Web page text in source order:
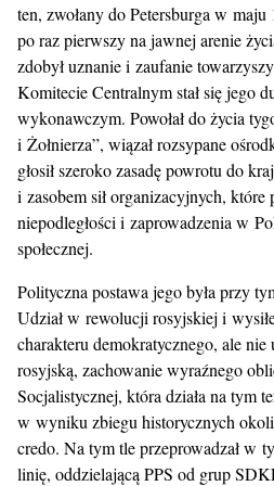
ten, zwołany do Petersburga w maju
po raz pierwszy na jawnej arenie
zdobył uznanie i zaufanie
Komitecie Centralnym stał się jego
wykonawczym. Powołał do życia
i Żołnierza”, wiązał rozsypane
głosił szeroko zasadę powrotu do
i zasobem sił organizacyjnych, które
niepodległości i zaprowadzenia w
społecznej.
Polityczna postawa jego była przy
Udział w rewolucji rosyjskiej i
charakteru demokratycznego, ale
rosyjską, zachowanie wyraźnego
Socjalistycznej, która działa na tym
w wyniku zbiegu historycznych
credo. Na tym tle przeprowadzał w
linię, oddzielającą PPS od grup